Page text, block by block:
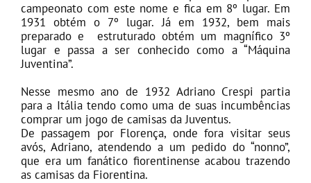
campeonato com este nome e fica em 8º lugar. Em
1931 obtém o 7º lugar. Já em 1932, bem mais
preparado e estruturado obtém um magnífico 3º
lugar e passa a ser conhecido como a “Máquina
Juventina”.
Nesse mesmo ano de 1932 Adriano Crespi partia
para a Itália tendo como uma de suas incumbências
comprar um jogo de camisas da Juventus.
De passagem por Florença, onde fora visitar seus
avós, Adriano, atendendo a um pedido do “nonno”,
que era um fanático fiorentinense acabou trazendo
as camisas da Fiorentina.